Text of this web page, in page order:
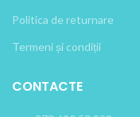
Politica de returnare
Termeni și condiții
CONTACTE